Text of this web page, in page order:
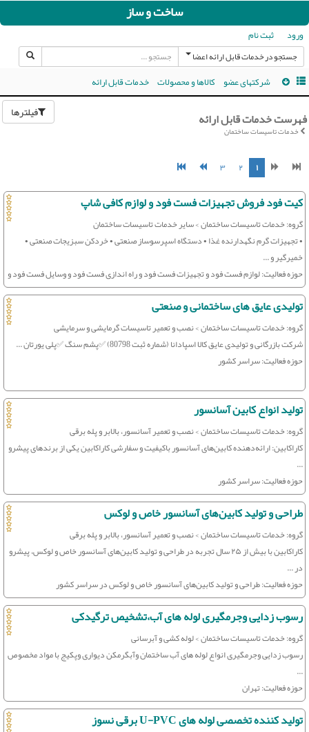
ساخت و ساز
ورود ثبت نام
جستجو در خدمات قابل ارائه اعضا
شرکتهای عضو کالاها و محصولات خدمات قابل ارائه
فیلترها فهرست خدمات قابل ارائه
خدمات تاسیسات ساختمان
۱ ۲ ۳
کیت فود فروش تجهیزات فست فود و لوازم کافی شاپ
گروه: خدمات تاسیسات ساختمان > سایر خدمات تاسیسات ساختمان
• تجهیزات گرم نگهدارنده غذا • دستگاه اسپرسوساز صنعتی • خردکن سبزیجات صنعتی •
خمیرگیر و ...
حوزه فعالیت: لوازم فست فود و تجهیزات فست فود و راه اندازی فست فود و وسایل فست فود و
لوازم کافی شاپ
تولیدی عایق های ساختمانی و صنعتی
گروه: خدمات تاسیسات ساختمان > نصب و تعمیر تاسیسات گرمایشی و سرمایشی
شرکت بازرگانی و تولیدی عایق کالا اسپادانا (شماره ثبت 80798) ✅پشم سنگ ✅پلی یورتان ...
حوزه فعالیت: سراسر کشور
تولید انواع کابین آسانسور
گروه: خدمات تاسیسات ساختمان > نصب و تعمیر آسانسور، بالابر و پله برقی
کاراکابین: ارائه‌دهنده کابین‌های آسانسور باکیفیت و سفارشی کاراکابین یکی از برندهای پیشرو
...
حوزه فعالیت: سراسر کشور
طراحی و تولید کابین‌های آسانسور خاص و لوکس
گروه: خدمات تاسیسات ساختمان > نصب و تعمیر آسانسور، بالابر و پله برقی
کاراکابین با بیش از ۲۵ سال تجربه در طراحی و تولید کابین‌های آسانسور خاص و لوکس، پیشرو
در ...
حوزه فعالیت: طراحی و تولید کابین‌های آسانسور خاص و لوکس در سراسر کشور
رسوب زدایی وجرمگیری لوله های آب،تشخیص ترگیدکی
گروه: خدمات تاسیسات ساختمان > لوله کشی و آبرسانی
رسوب زدایی وجرمگیری انواع لوله های آب ساختمان وآبگرمکن دیواری وپکیج با مواد مخصوص
...
حوزه فعالیت: تهران
تولید کننده تخصصی لوله های U-PVC برقی نسوز